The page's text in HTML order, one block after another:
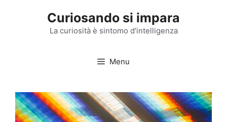
Curiosando si impara
La curiosità è sintomo d'intelligenza
Menu